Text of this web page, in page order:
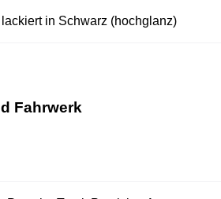
in Schwarz (hochglanz)
Fahrwerk